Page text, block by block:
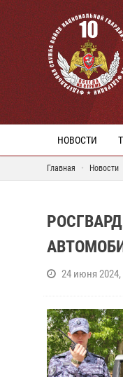
НОВОСТИ
Главная Новости
24 июня 2024,